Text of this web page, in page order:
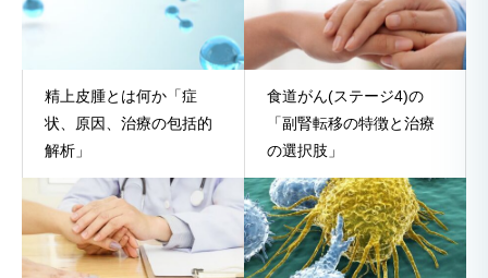
精上皮腫とは何か「症
状、原因、治療の包括的
解析」
食道がん(ステージ4)の
「副腎転移の特徴と治療
の選択肢」